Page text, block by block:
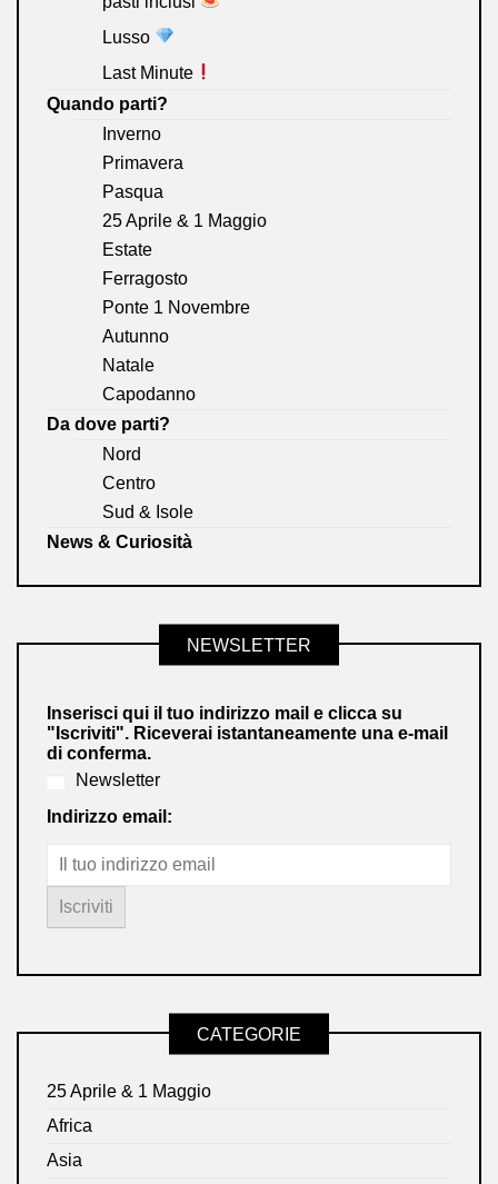
Lusso
Last Minute
Quando parti?
Inverno
Primavera
Pasqua
25 Aprile & 1 Maggio
Estate
Ferragosto
Ponte 1 Novembre
Autunno
Natale
Capodanno
Da dove parti?
Nord
Centro
Sud & Isole
News & Curiosità
NEWSLETTER
Inserisci qui il tuo indirizzo mail e clicca su
"Iscriviti". Riceverai istantaneamente una e-mail
di conferma.
Newsletter
Indirizzo email:
CATEGORIE
25 Aprile & 1 Maggio
Africa
Asia